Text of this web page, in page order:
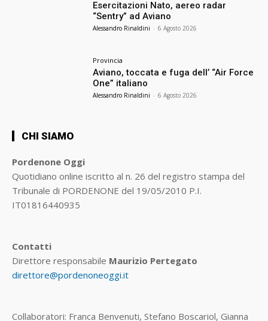
Esercitazioni Nato, aereo radar
“Sentry” ad Aviano
Alessandro Rinaldini - 6 Agosto 2026
Provincia
Aviano, toccata e fuga dell’ “Air Force
One” italiano
Alessandro Rinaldini - 6 Agosto 2026
CHI SIAMO
Pordenone Oggi
Quotidiano online iscritto al n. 26 del registro stampa del
Tribunale di PORDENONE del 19/05/2010 P.I.
IT01816440935
Contatti
Direttore responsabile Maurizio Pertegato
direttore@pordenoneoggi.it
Collaboratori: Franca Benvenuti, Stefano Boscariol, Gianna